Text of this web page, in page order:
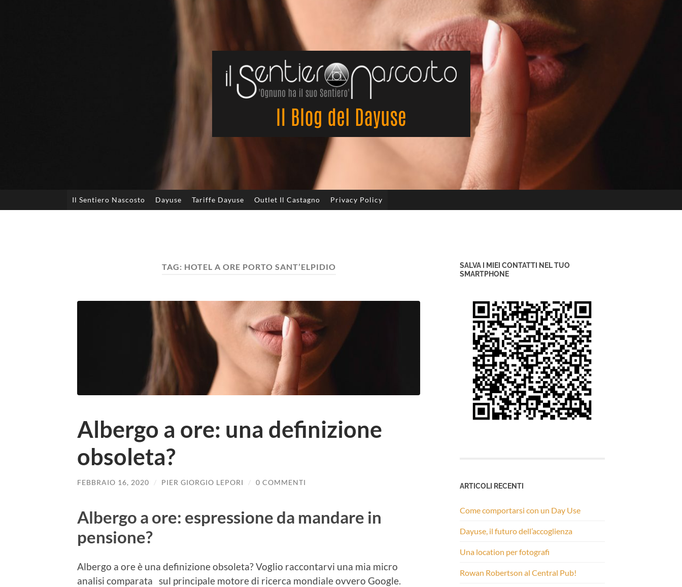
Il Sentiero Nascosto Dayuse Tariffe Dayuse Outlet Il Castagno Privacy Policy
TAG: HOTEL A ORE PORTO SANT’ELPIDIO
Albergo a ore: una definizione
obsoleta?
FEBBRAIO 16, 2020 / PIER GIORGIO LEPORI / 0 COMMENTI
Albergo a ore: espressione da mandare in
pensione?
Albergo a ore è una definizione obsoleta? Voglio raccontarvi una mia micro
analisi comparata sul principale motore di ricerca mondiale ovvero Google.
SALVA I MIEI CONTATTI NEL TUO
SMARTPHONE
ARTICOLI RECENTI
Come comportarsi con un Day Use
Dayuse, il futuro dell’accoglienza
Una location per fotografi
Rowan Robertson al Central Pub!